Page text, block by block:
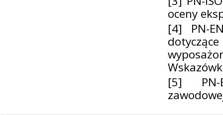
oceny
[4] PN-
[5] PN-